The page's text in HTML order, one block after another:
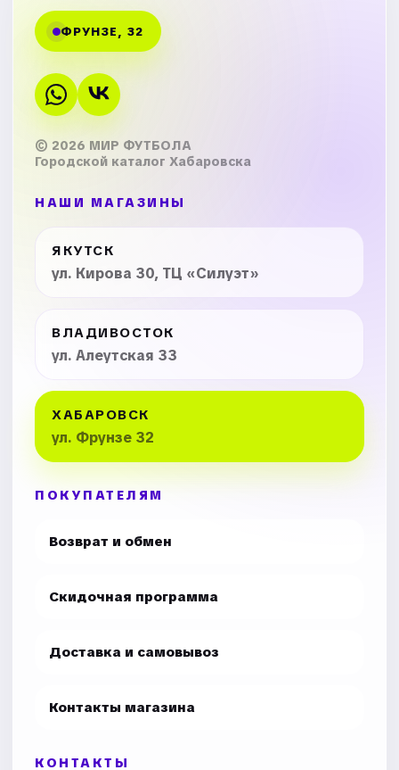
ФРУНЗЕ, 32
© 2026 МИР ФУТБОЛА
Городской каталог Хабаровска
НАШИ МАГАЗИНЫ
ЯКУТСК
ул. Кирова 30, ТЦ «Силуэт»
ВЛАДИВОСТОК
ул. Алеутская 33
ХАБАРОВСК
ул. Фрунзе 32
ПОКУПАТЕЛЯМ
Возврат и обмен
Скидочная программа
Доставка и самовывоз
Контакты магазина
КОНТАКТЫ